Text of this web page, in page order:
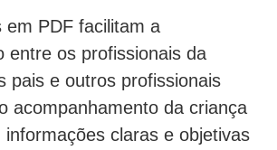
em PDF facilitam a
entre os profissionais da
pais e outros profissionais
acompanhamento da criança
claras e objetivas